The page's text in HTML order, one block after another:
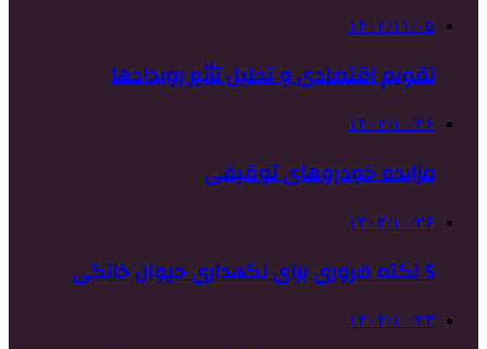
۱۴۰۲/۱۱/۰۵
تقویم اقتصادی و تحلیل تأثیر رویدادها
۱۴۰۲/۱۰/۲۶
مزایده خودروهای توقیفی
۱۴۰۲/۱۰/۲۶
5 نکته ضروری برای نگهداری حیوان خانگی
۱۴۰۲/۱۰/۲۳